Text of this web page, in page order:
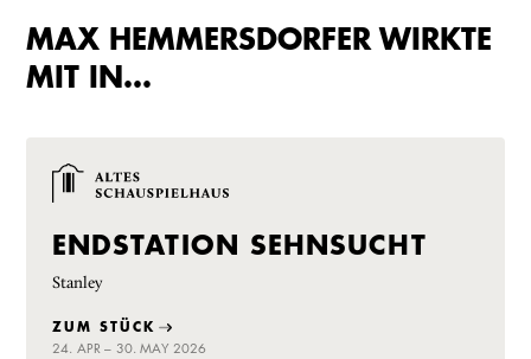
MAX HEMMERSDORFER WIRKTE
MIT IN…
ENDSTATION SEHNSUCHT
Stanley
ZUM STÜCK
24. APR – 30. MAY 2026